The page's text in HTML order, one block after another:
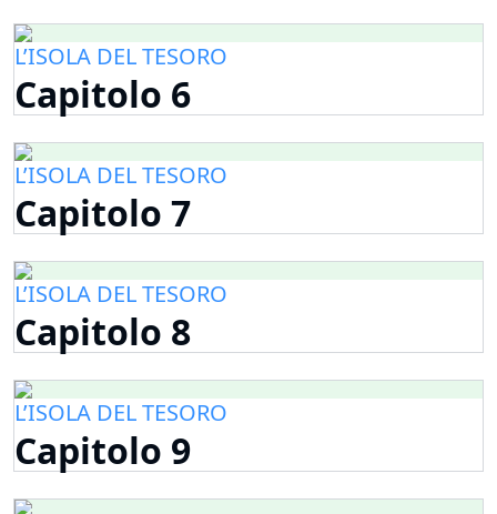
L’ISOLA DEL TESORO
Capitolo 6
L’ISOLA DEL TESORO
Capitolo 7
L’ISOLA DEL TESORO
Capitolo 8
L’ISOLA DEL TESORO
Capitolo 9